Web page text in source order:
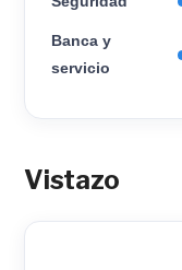
Banca y
servicio
Vistazo